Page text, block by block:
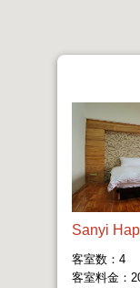
Sanyi
客室数：4
客室料金：